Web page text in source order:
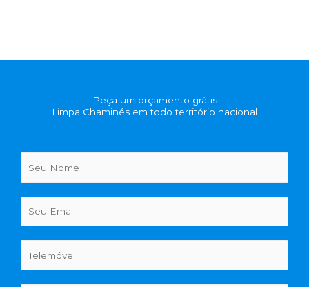
Peça um orçamento grátis
Limpa Chaminés em todo território nacional